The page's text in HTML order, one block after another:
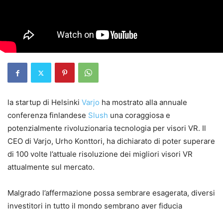
la startup di Helsinki Varjo ha mostrato alla annuale
conferenza finlandese Slush una coraggiosa e
potenzialmente rivoluzionaria tecnologia per visori VR. Il
CEO di Varjo, Urho Konttori, ha dichiarato di poter superare
di 100 volte l’attuale risoluzione dei migliori visori VR
attualmente sul mercato.
Malgrado l’affermazione possa sembrare esagerata, diversi
investitori in tutto il mondo sembrano aver fiducia